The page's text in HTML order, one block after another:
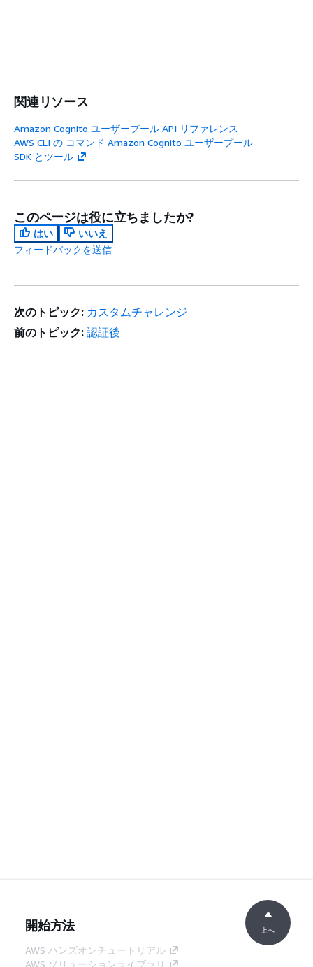
関連リソース
Amazon Cognito ユーザープール API リファレンス
AWS CLI の コマンド Amazon Cognito ユーザープール
SDK とツール
このページは役に立ちましたか?
はい
いいえ
フィードバックを送信
次のトピック: カスタムチャレンジ
前のトピック: 認証後
開始方法
AWS ハンズオンチュートリアル
AWS ソリューションライブラリ
上へ